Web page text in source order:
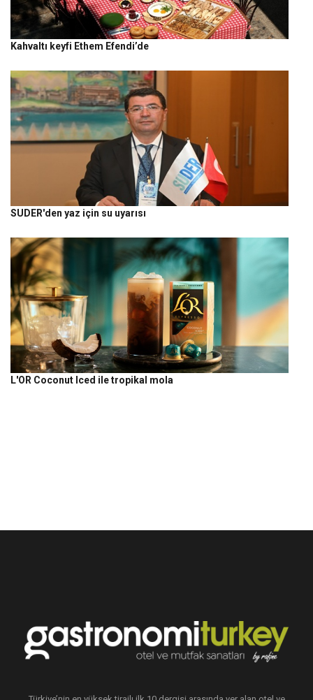
Kahvaltı keyfi Ethem Efendi’de
SUDER'den yaz için su uyarısı
L'OR Coconut Iced ile tropikal mola